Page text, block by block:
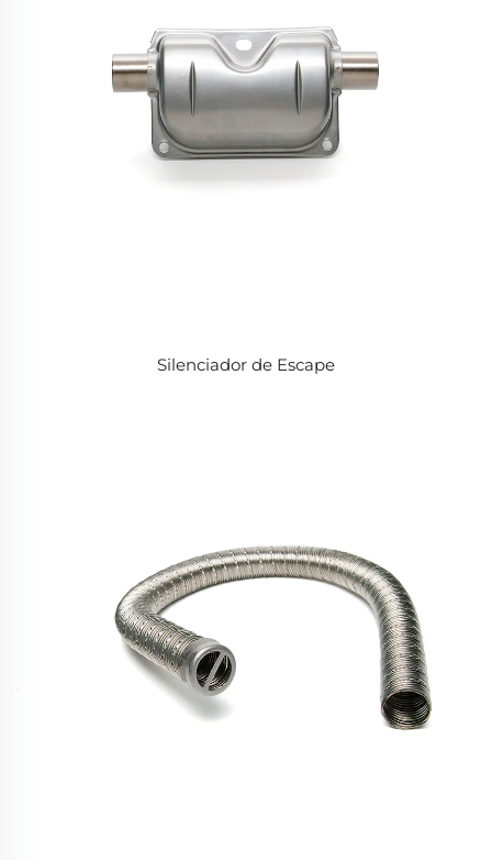
Silenciador de Escape